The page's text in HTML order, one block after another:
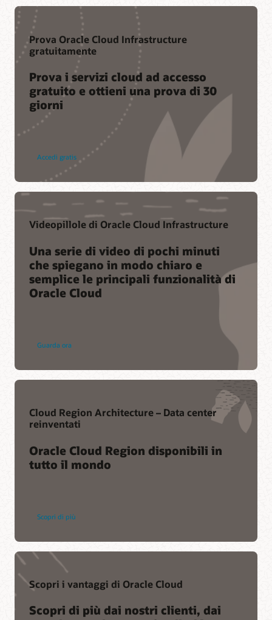
Prova Oracle Cloud Infrastructure
gratuitamente
Prova i servizi cloud ad accesso
gratuito e ottieni una prova di 30
giorni
Accedi gratis
Videopillole di Oracle Cloud Infrastructure
Una serie di video di pochi minuti
che spiegano in modo chiaro e
semplice le principali funzionalità di
Oracle Cloud
Guarda ora
Cloud Region Architecture – Data center
reinventati
Oracle Cloud Region disponibili in
tutto il mondo
Scopri di più
Scopri i vantaggi di Oracle Cloud
Scopri di più dai nostri clienti, dai